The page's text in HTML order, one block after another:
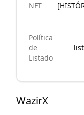
NFT
Política
de
Listado
WazirX